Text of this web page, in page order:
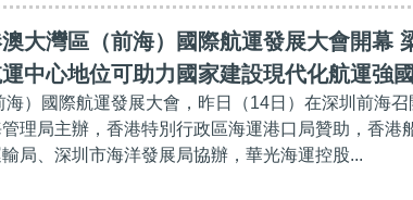
澳大灣區（前海）國際航運發展大會開幕
中心地位可助力國家建設現代化航運強國
）國際航運發展大會，昨日（14日）在深圳前海召
理局主辦，香港特別行政區海運港口局贊助，香港
局、深圳市海洋發展局協辦，華光海運控股...